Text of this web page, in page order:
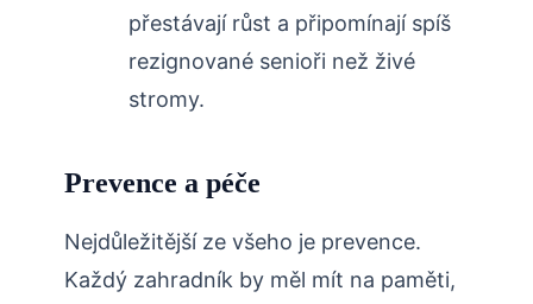
přestávají růst a připomínají spíš
‌rezignované ​senioři⁣ než živé
stromy.
Prevence a péče
Nejdůležitější ze všeho je prevence.
Každý zahradník by měl mít na paměti,